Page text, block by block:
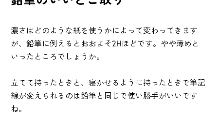
濃さはどのような紙を使うかによって変わってきます
が、鉛筆に例えるとおおよそ2Hほどです。やや薄めと
いったところでしょうか。
立てて持ったときと、寝かせるように持ったときで筆記
線が変えられるのは鉛筆と同じで使い勝手がいいです
ね。